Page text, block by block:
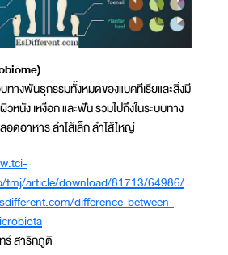
ทางพันธุกรรมทั้งหมดของแบคทีเรียและสิ่งมี
นัง เหงือก และฟัน รวมไปถึงในระบบทาง
อดอาหาร ลำไส้เล็ก ลำไส้ใหญ่
tmj/article/download/81713/64986/
difference-between-
ร์ สาริกภูติ